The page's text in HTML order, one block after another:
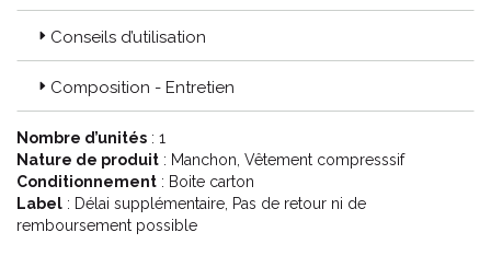
Conseils d’utilisation
Composition - Entretien
Nombre d’unités : 1
Nature de produit : Manchon, Vêtement compresssif
Conditionnement : Boite carton
Label : Délai supplémentaire, Pas de retour ni de
remboursement possible